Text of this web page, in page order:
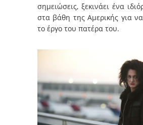
σημειώσεις, ξεκινάει ένα
στα βάθη της Αμερικής για
το έργο του πατέρα του.